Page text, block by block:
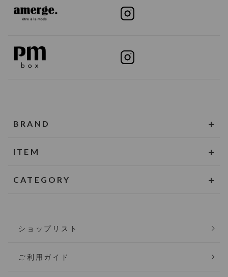
BRAND
ITEM
CATEGORY
ショップリスト
ご利用ガイド